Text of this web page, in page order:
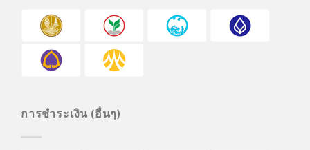
การชำระเงิน (อื่นๆ)